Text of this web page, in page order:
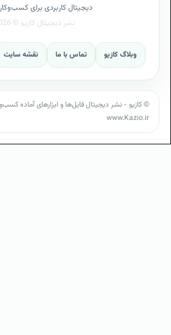
دیجیتال کاربردی برای
وبلاگ کازیو تماس با ما نقشه سایت
© کازیو - نشر دیجیتال فایل‌ها و ابزارهای آماده
www.Kazio.ir